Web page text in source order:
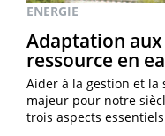
ENERGIE
Adaptation
ressource en
Aider à la gestion et la
majeur pour notre
trois aspects